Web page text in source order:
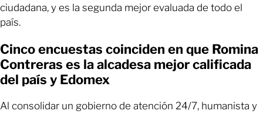
ciudadana, y es la segunda mejor evaluada de todo el
país.
Cinco encuestas coinciden en que Romina
Contreras es la alcadesa mejor calificada
del país y Edomex
Al consolidar un gobierno de atención 24/7, humanista y